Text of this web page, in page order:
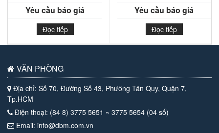
Yêu cầu báo giá
Đọc tiếp
Yêu cầu báo giá
Đọc tiếp
VĂN PHÒNG
Địa chỉ: Số 70, Đường Số 43, Phường Tân Quy, Quận 7,
Tp.HCM
Điện thoại: (84 8) 3775 5651 ~ 3775 5654 (04 số)
Email: info@dbm.com.vn